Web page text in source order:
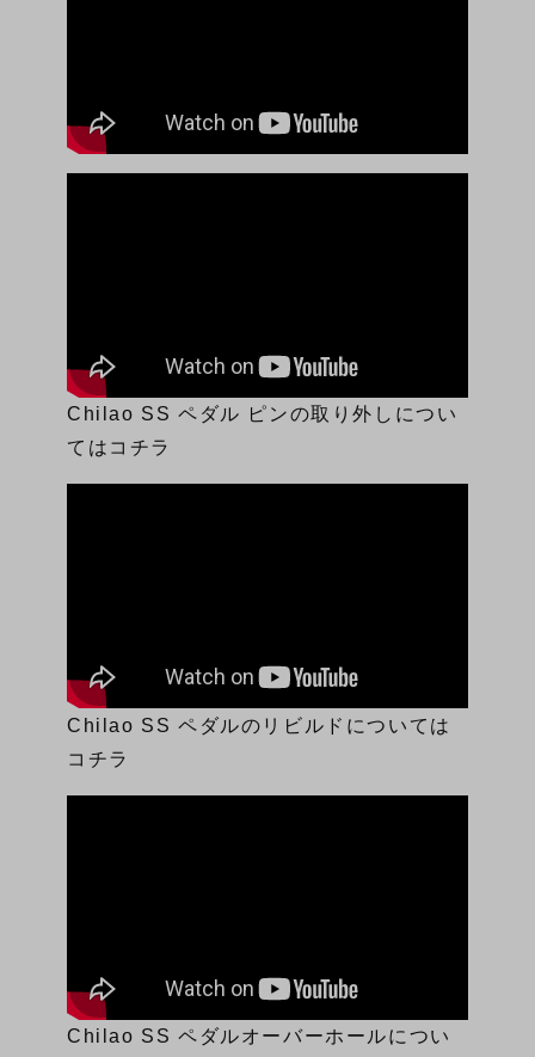
Chilao SS ペダル ピンの取り外しについ
てはコチラ
Chilao SS ペダルのリビルドについては
コチラ
Chilao SS ペダルオーバーホールについ